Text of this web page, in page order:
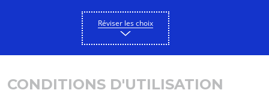
CONDITIONS D'UTILISATION
Réviser les choix